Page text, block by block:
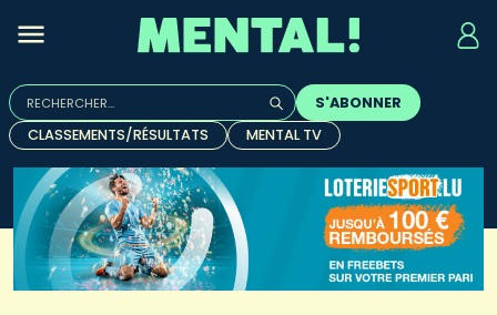
Rechercher :
Quand les résultats de l'auto-complétion sont
S'ABONNER
CLASSEMENTS/RÉSULTATS
MENTAL TV